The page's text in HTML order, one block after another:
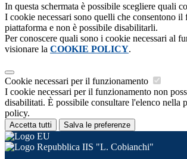
In questa schermata è possibile scegliere quali
I cookie necessari sono quelli che consentono il
piattaforma e non è possibile disabilitarli.
Per conoscere quali sono i cookie necessari al
visionare la COOKIE POLICY.
Cookie necessari per il funzionamento
I cookie necessari per il funzionamento non
disabilitati. È possibile consultare l'elenco nella
policy.
Accetta tutti Salva le preferenze
IIS "L. Cobianchi"